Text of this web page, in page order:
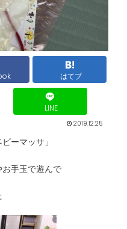
はてブ
LINE
2019.12.25
ーマッサ」
手玉で遊んで